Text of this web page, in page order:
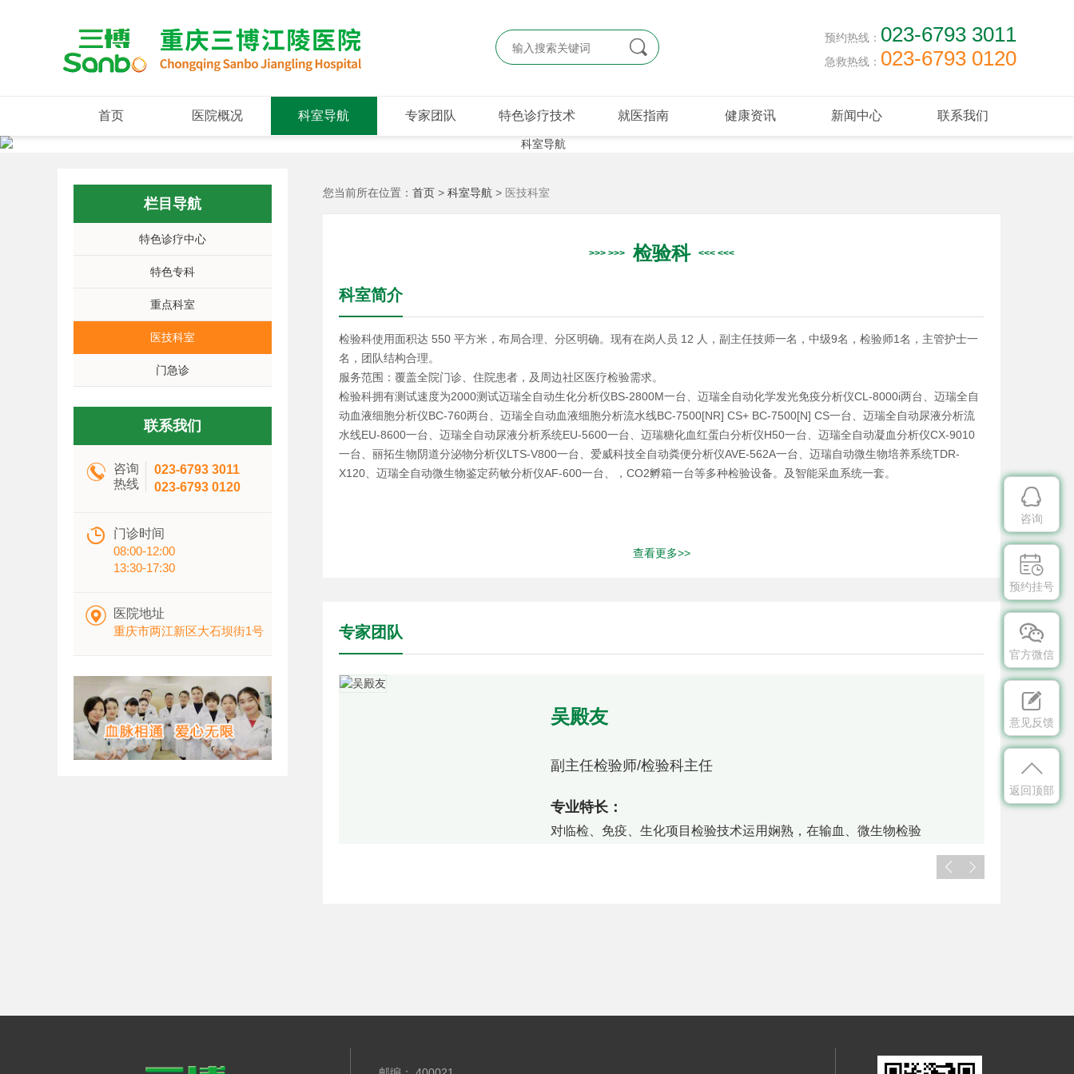
 预约热线： 023-6793 3011
急救热线： 023-6793 0120
首页 医院概况 科室导航 专家团队 特色诊疗技术 就医指南 健康资讯 新闻中心 联系我们
栏目导航
特色诊疗中心
特色专科
重点科室
医技科室
门急诊
联系我们

咨询
热线
023-6793 3011
023-6793 0120

门诊时间
08:00-12:00
13:30-17:30

医院地址
重庆市两江新区大石坝街1号
您当前所在位置： 首页 > 科室导航 > 医技科室
检验科
科室简介
检验科使用面积达 550 平方米，布局合理、分区明确。现有在岗人员 12 人，副主任技师一名，中级9名，检验师1名，主管护士一
名，团队结构合理。
服务范围：覆盖全院门诊、住院患者，及周边社区医疗检验需求。
检验科拥有测试速度为2000测试迈瑞全自动生化分析仪BS-2800M一台、迈瑞全自动化学发光免疫分析仪CL-8000i两台、迈瑞全自
动血液细胞分析仪BC-760两台、迈瑞全自动血液细胞分析流水线BC-7500[NR] CS+ BC-7500[N] CS一台、迈瑞全自动尿液分析流
水线EU-8600一台、迈瑞全自动尿液分析系统EU-5600一台、迈瑞糖化血红蛋白分析仪H50一台、迈瑞全自动凝血分析仪CX-9010
一台、丽拓生物阴道分泌物分析仪LTS-V800一台、爱威科技全自动粪便分析仪AVE-562A一台、迈瑞自动微生物培养系统TDR-
X120、迈瑞全自动微生物鉴定药敏分析仪AF-600一台、，CO2孵箱一台等多种检验设备。及智能采血系统一套。
查看更多>>
专家团队
吴殿友
副主任检验师/检验科主任
专业特长：
对临检、免疫、生化项目检验技术运用娴熟，在输血、微生物检验



咨询

预约挂号

官方微信

意见反馈

返回顶部